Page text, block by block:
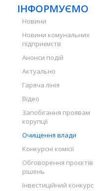
ІНФОРМУЄМО
Новини
Новини комунальних
підприємств
Анонси подій
Актуально
Гаряча лінія
Відео
Запобігання проявам
корупції
Очищення влади
Конкурсні комісії
Обговорення проєктів
рішень
Інвестиційний конкурс